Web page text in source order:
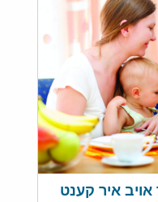
איר קענט